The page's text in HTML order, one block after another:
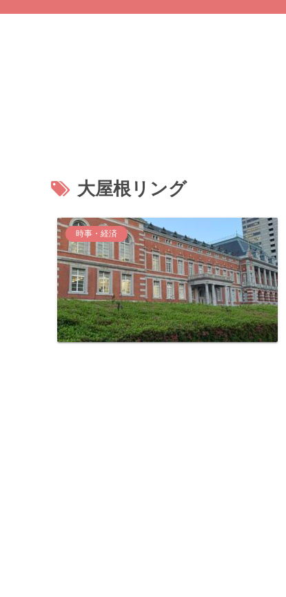
大屋根リング
時事・経済